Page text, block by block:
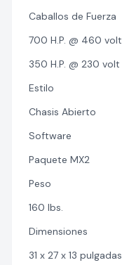
Caballos de Fuerza
700 H.P. @ 460 volt
350 H.P. @ 230 volt
Estilo
Chasis Abierto
Software
Paquete MX2
Peso
160 lbs.
Dimensiones
31 x 27 x 13 pulgadas